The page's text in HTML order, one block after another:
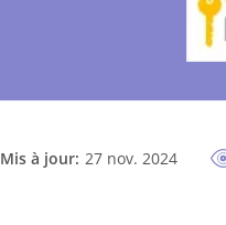
Mis à jour: 27 nov. 2024